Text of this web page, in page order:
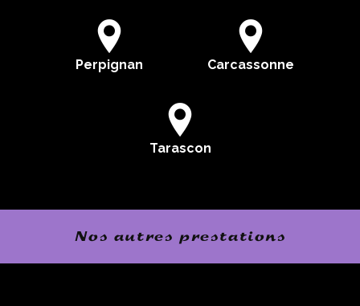
Perpignan Carcassonne
Tarascon
Nos autres prestations